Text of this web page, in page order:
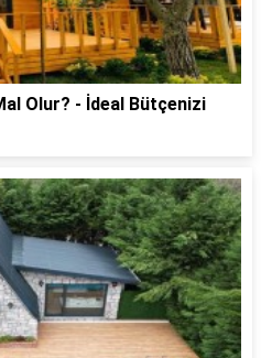
Olur? - İdeal Bütçenizi